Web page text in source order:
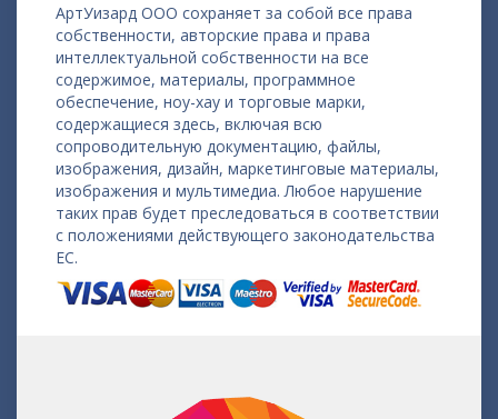
АртУизард ООО сохраняет за собой все права
собственности, авторские права и права
интеллектуальной собственности на все
содержимое, материалы, программное
обеспечение, ноу-хау и торговые марки,
содержащиеся здесь, включая всю
сопроводительную документацию, файлы,
изображения, дизайн, маркетинговые материалы,
изображения и мультимедиа. Любое нарушение
таких прав будет преследоваться в соответствии
с положениями действующего законодательства
ЕС.